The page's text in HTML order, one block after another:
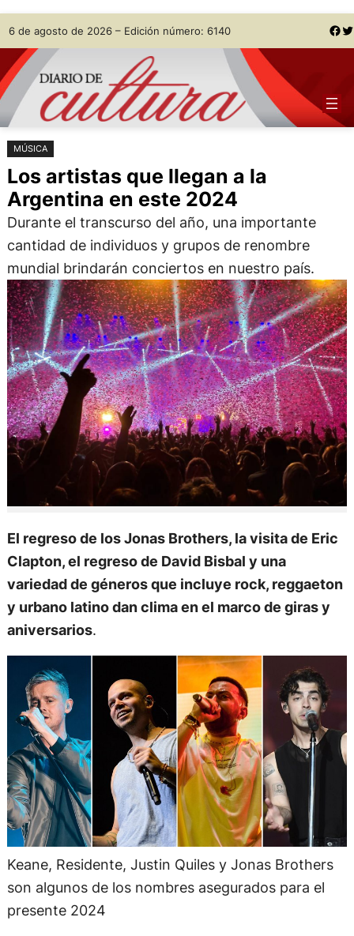
Saltar
al
contenido
Skip
to
content
6 de agosto de 2026 – Edición número: 6140 Facebook Twitter
MÚSICA
Los artistas que llegan a la
Argentina en este 2024
Durante el transcurso del año, una importante
cantidad de individuos y grupos de renombre
mundial brindarán conciertos en nuestro país.
El regreso de los Jonas Brothers, la visita de Eric
Clapton, el regreso de David Bisbal y una
variedad de géneros que incluye rock, reggaeton
y urbano latino dan clima en el marco de giras y
aniversarios.
Keane, Residente, Justin Quiles y Jonas Brothers
son algunos de los nombres asegurados para el
presente 2024